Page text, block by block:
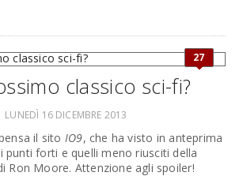
27
classico sci-fi?
LUNEDÌ 16 DICEMBRE 2013
il sito IO9, che ha visto in anteprima
punti forti e quelli meno riusciti della
Ron Moore. Attenzione agli spoiler!